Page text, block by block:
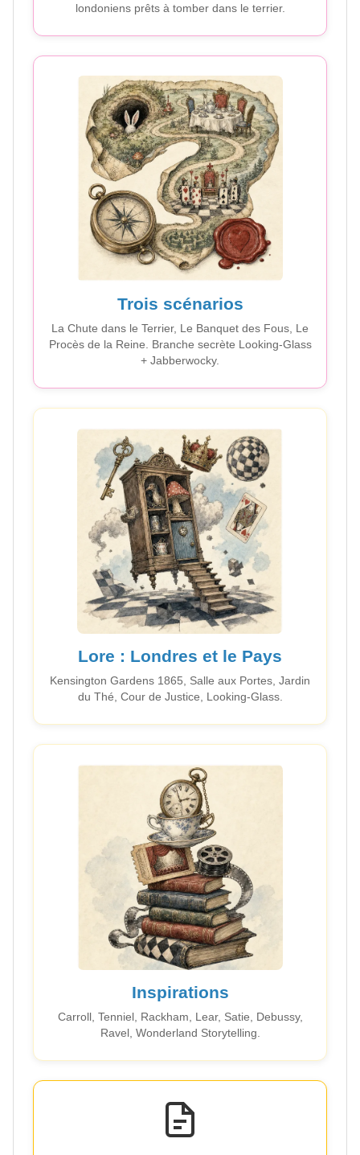
londoniens prêts à tomber dans le terrier.
Trois scénarios
La Chute dans le Terrier, Le Banquet des Fous, Le
Procès de la Reine. Branche secrète Looking-Glass
+ Jabberwocky.
Lore : Londres et le Pays
Kensington Gardens 1865, Salle aux Portes, Jardin
du Thé, Cour de Justice, Looking-Glass.
Inspirations
Carroll, Tenniel, Rackham, Lear, Satie, Debussy,
Ravel, Wonderland Storytelling.